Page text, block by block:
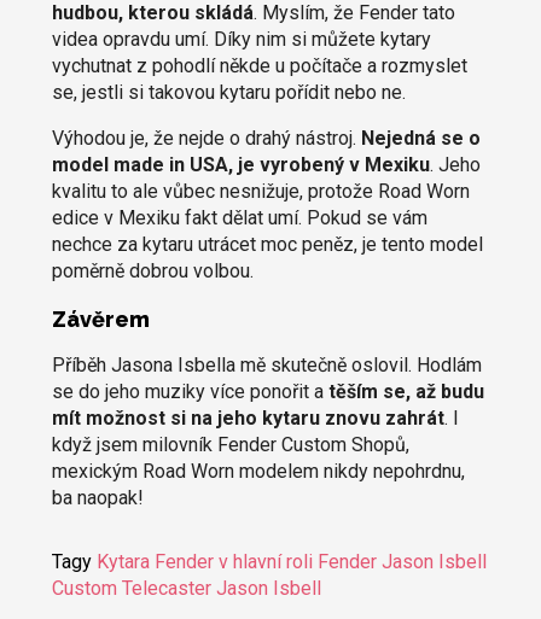
hudbou, kterou skládá. Myslím, že Fender tato
videa opravdu umí. Díky nim si můžete kytary
vychutnat z pohodlí někde u počítače a rozmyslet
se, jestli si takovou kytaru pořídit nebo ne.
Výhodou je, že nejde o drahý nástroj. Nejedná se o
model made in USA, je vyrobený v Mexiku. Jeho
kvalitu to ale vůbec nesnižuje, protože Road Worn
edice v Mexiku fakt dělat umí. Pokud se vám
nechce za kytaru utrácet moc peněz, je tento model
poměrně dobrou volbou.
Závěrem
Příběh Jasona Isbella mě skutečně oslovil. Hodlám
se do jeho muziky více ponořit a těším se, až budu
mít možnost si na jeho kytaru znovu zahrát. I
když jsem milovník Fender Custom Shopů,
mexickým Road Worn modelem nikdy nepohrdnu,
ba naopak!
Tagy Kytara Fender v hlavní roli Fender Jason Isbell
Custom Telecaster Jason Isbell